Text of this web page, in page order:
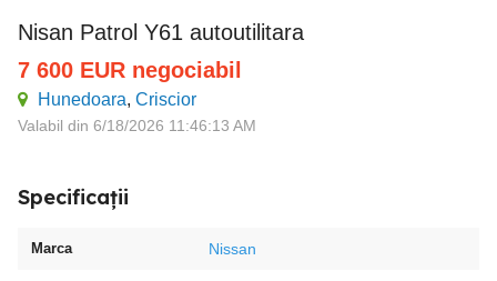
Nisan Patrol Y61 autoutilitara
7 600 EUR negociabil
Hunedoara, Criscior
Valabil din 6/18/2026 11:46:13 AM
Specificații
Marca Nissan